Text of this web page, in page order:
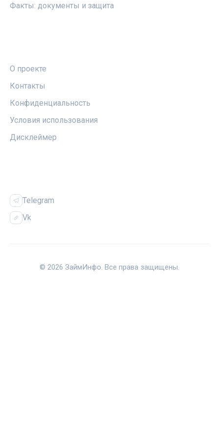
Факты: документы и защита
О проекте
Контакты
Конфиденциальность
Условия использования
Дисклеймер
Telegram
Vk
© 2026 ЗаймИнфо. Все права защищены.